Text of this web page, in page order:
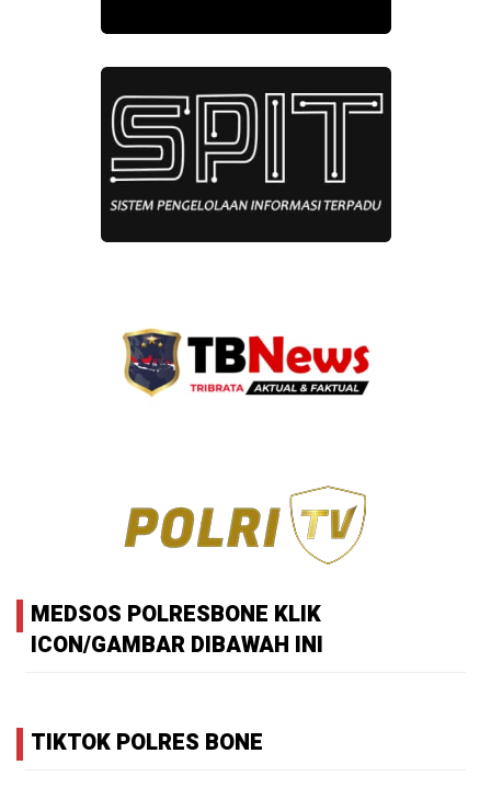
MEDSOS POLRESBONE KLIK
ICON/GAMBAR DIBAWAH INI
TIKTOK POLRES BONE